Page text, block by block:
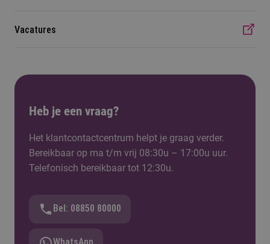
Vacatures
Heb je een vraag?
Het klantcontactcentrum helpt je graag verder.
Bereikbaar op ma t/m vrij 08:30u – 17:00u uur.
Telefonisch bereikbaar tot 12:30u.
Bel: 08850 80000